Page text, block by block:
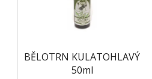
BĚLOTRN KULATOHLAVÝ
50ml